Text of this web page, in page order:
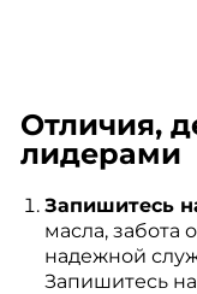
Отличия,
лидерами
Запишитесь
масла, забота
надежной
Запишитесь